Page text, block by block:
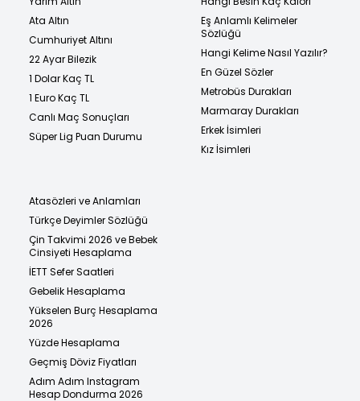
Ata Altın
Cumhuriyet Altını
22 Ayar Bilezik
1 Dolar Kaç TL
1 Euro Kaç TL
Canlı Maç Sonuçları
Süper Lig Puan Durumu
Eş Anlamlı Kelimeler
Sözlüğü
Hangi Kelime Nasıl Yazılır?
En Güzel Sözler
Metrobüs Durakları
Marmaray Durakları
Erkek İsimleri
Kız İsimleri
Atasözleri ve Anlamları
Türkçe Deyimler Sözlüğü
Çin Takvimi 2026 ve Bebek
Cinsiyeti Hesaplama
İETT Sefer Saatleri
Gebelik Hesaplama
Yükselen Burç Hesaplama
2026
Yüzde Hesaplama
Geçmiş Döviz Fiyatları
Adım Adım Instagram
Hesap Dondurma 2026